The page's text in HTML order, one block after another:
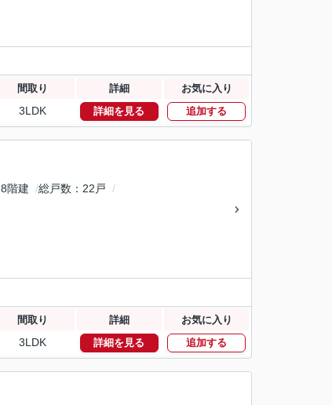
間取り 詳細 お気に入り
3LDK 詳細を見る 追加する
8階建 総戸数
22戸
間取り 詳細 お気に入り
3LDK 詳細を見る 追加する